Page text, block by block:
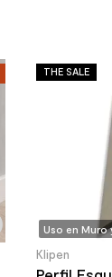
THE SALE
Uso en Muro
Klipen